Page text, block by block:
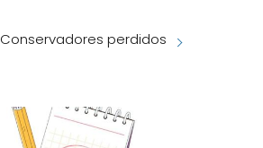
Conservadores perdidos